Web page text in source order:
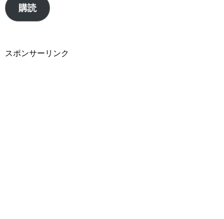
ア
ス
購読
スポンサーリンク